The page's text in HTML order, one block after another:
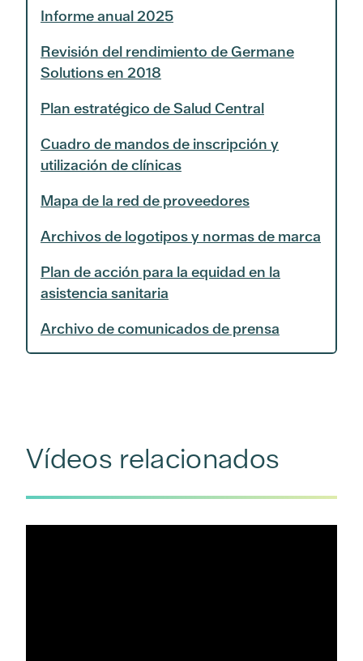
Informe anual 2025
Revisión del rendimiento de Germane
Solutions en 2018
Plan estratégico de Salud Central
Cuadro de mandos de inscripción y
utilización de clínicas
Mapa de la red de proveedores
Archivos de logotipos y normas de marca
Plan de acción para la equidad en la
asistencia sanitaria
Archivo de comunicados de prensa
Vídeos relacionados